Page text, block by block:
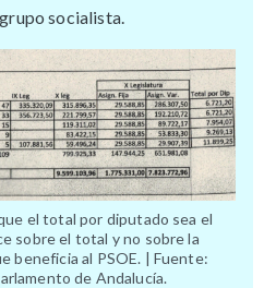
socialista.
el total por diputado sea el
sobre el total y no sobre la
beneficia al PSOE. | Fuente:
de Andalucía.